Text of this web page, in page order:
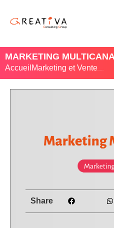
MARKETING
Accueil Marketing et Vente
Share